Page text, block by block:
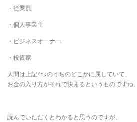
・従業員
・個人事業主
・ビジネスオーナー
・投資家
人間は上記4つのうちのどこかに属していて、
お金の入り方がそれで決まるというものですね。
読んでいただくとわかると思うのですが、